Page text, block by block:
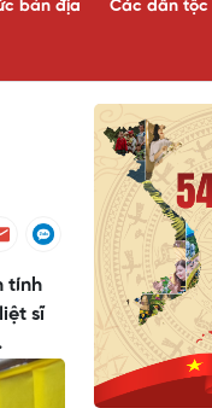
bản địa Các dân tộc
tính
sĩ